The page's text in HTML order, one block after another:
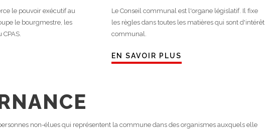
le pouvoir exécutif au
le bourgmestre, les
Le Conseil communal est l'organe législatif. Il fixe
les règles dans toutes les matières qui sont d'intérêt
communal.
EN SAVOIR PLUS
non-élues qui représentent la commune dans des organismes auxquels elle